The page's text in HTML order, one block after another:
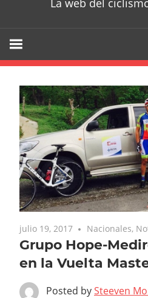
La web del
julio 19, 2017 Nacionales,
Grupo Hope-
en la Vuelta
Posted bySteeven